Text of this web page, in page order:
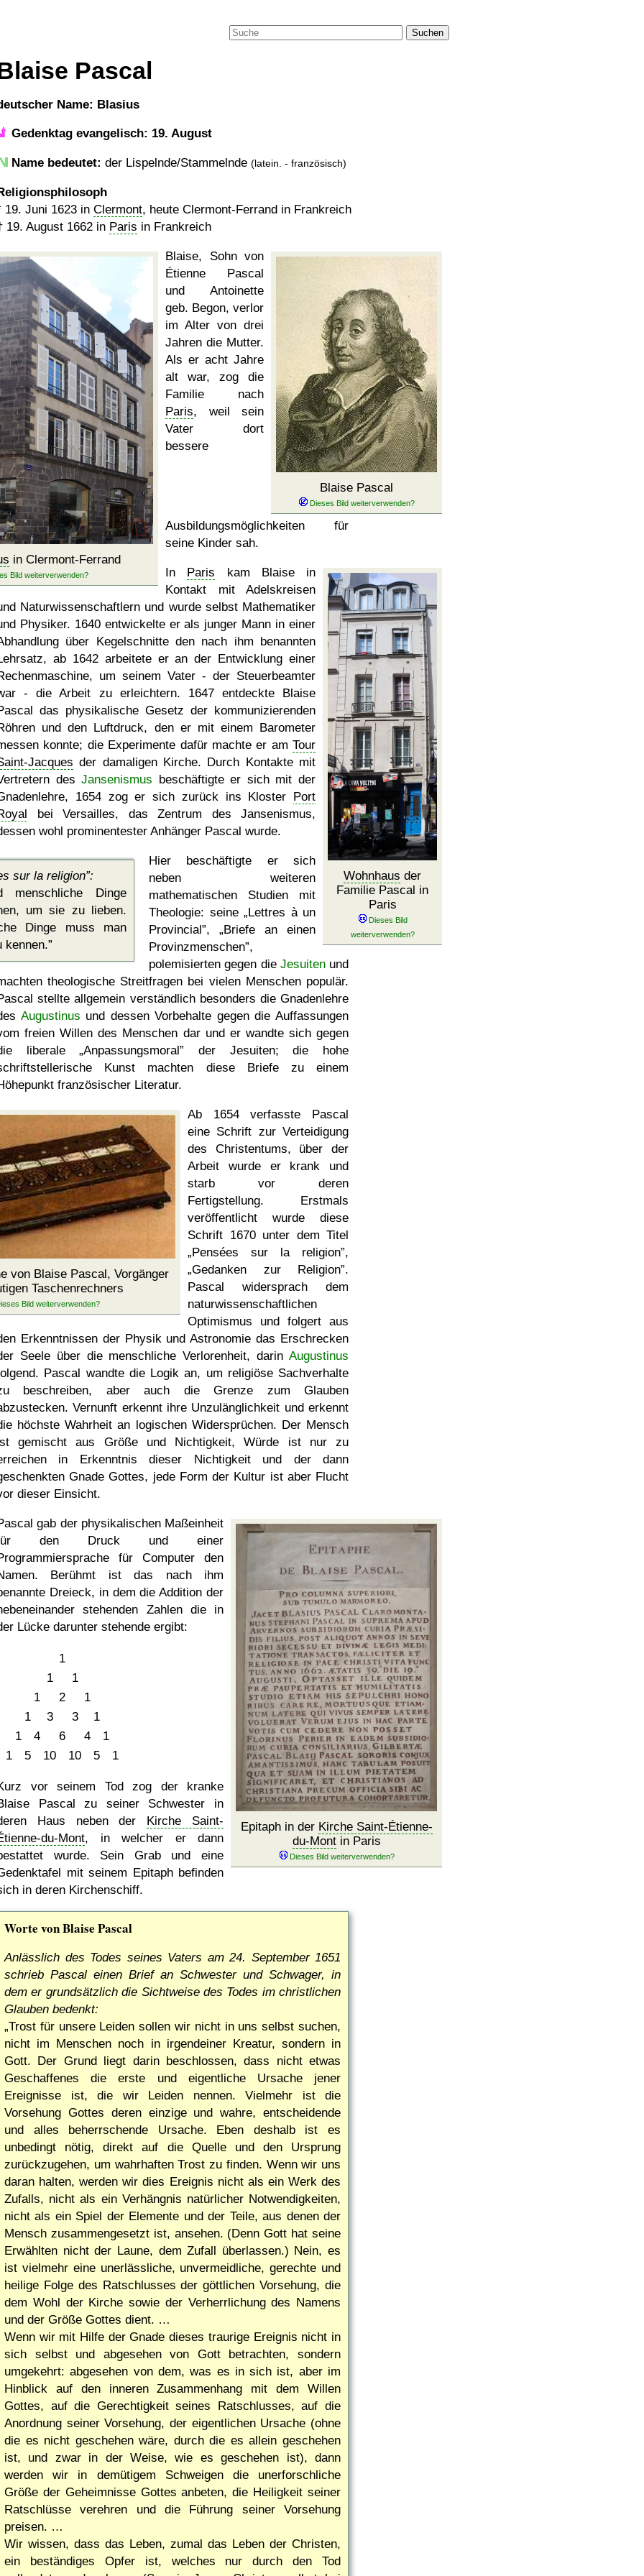
Suchen
Pascal
Name: Blasius
Gedenktag evangelisch: 19. August
Name bedeutet: der Lispelnde/Stammelnde (latein. - französisch)
19. Juni 1623 in Clermont, heute Clermont-Ferrand in Frankreich
19. August 1662 in Paris in Frankreich
in Clermont-Ferrand
Blaise Pascal
Blaise, Sohn von
Étienne Pascal
und Antoinette
geb. Begon, verlor
im Alter von drei
Jahren die Mutter.
Als er acht Jahre
alt war, zog die
Familie nach
Paris, weil sein
Vater dort
bessere
Ausbildungsmöglichkeiten für
seine Kinder sah.
Wohnhaus der
Familie Pascal in
Paris
In Paris kam Blaise in
Kontakt mit Adelskreisen
Naturwissenschaftlern und wurde selbst Mathematiker
Physiker. 1640 entwickelte er als junger Mann in einer
über Kegelschnitte den nach ihm benannten
ab 1642 arbeitete er an der Entwicklung einer
um seinem Vater - der Steuerbeamter
- die Arbeit zu erleichtern. 1647 entdeckte Blaise
das physikalische Gesetz der kommunizierenden
und den Luftdruck, den er mit einem Barometer
konnte; die Experimente dafür machte er am Tour
Jacques der damaligen Kirche. Durch Kontakte mit
desJansenismus beschäftigte er sich mit der
1654 zog er sich zurück ins Kloster Port
bei Versailles, das Zentrum des Jansenismus,
wohl prominentester Anhänger Pascal wurde.
sur la religion :
menschliche Dinge
um sie zu lieben.
Dinge muss man
kennen.
Hier beschäftigte er sich
neben weiteren
mathematischen Studien mit
Theologie: seine
Lettres à un
Provincial ,
Briefe an einen
Provinzmenschen ,
polemisierten gegen die Jesuitenund
theologische Streitfragen bei vielen Menschen populär.
stellte allgemein verständlich besonders die Gnadenlehre
Augustinus und dessen Vorbehalte gegen die Auffassungen
freien Willen des Menschen dar und er wandte sich gegen
liberale Anpassungsmoral
der Jesuiten; die hohe
Kunst machten diese Briefe zu einem
französischer Literatur.
von Blaise Pascal, Vorgänger
Taschenrechners
Ab 1654 verfasste Pascal
eine Schrift zur Verteidigung
des Christentums, über der
Arbeit wurde er krank und
starb vor deren
Fertigstellung. Erstmals
veröffentlicht wurde diese
Schrift 1670 unter dem Titel
Pensées sur la religion ,
Gedanken zur Religion .
Pascal widersprach dem
naturwissenschaftlichen
Optimismus und folgert aus
Erkenntnissen der Physik und Astronomie das Erschrecken
Seele über die menschliche Verlorenheit, darin Augustinus
Pascal wandte die Logik an, um religiöse Sachverhalte
beschreiben, aber auch die Grenze zum Glauben
Vernunft erkennt ihre Unzulänglichkeit und erkennt
höchste Wahrheit an logischen Widersprüchen. Der Mensch
gemischt aus Größe und Nichtigkeit, Würde ist nur zu
in Erkenntnis dieser Nichtigkeit und der dann
Gnade Gottes, jede Form der Kultur ist aber Flucht
dieser Einsicht.
Epitaph in der Kirche Saint-Étienne-
du-Montin Paris
gab der physikalischen Maßeinheit
den Druck und einer
für Computer den
Berühmt ist das nach ihm
Dreieck, in dem die Addition der
stehenden Zahlen die in
Lücke darunter stehende ergibt:
1
1
1
1
2
1
1
3 3
1
1
4 6 4
1
1
5 10 10 5 1
vor seinem Tod zog der kranke
Pascal zu seiner Schwester in
Haus neben der Kirche Saint-
du-Mont, in welcher er dann
wurde. Sein Grab und eine
mit seinem Epitaph befinden
in deren Kirchenschiff.
Worte von Blaise Pascal
Anlässlich des Todes seines Vaters am 24. September 1651
schrieb Pascal einen Brief an Schwester und Schwager, in
dem er grundsätzlich die Sichtweise des Todes im christlichen
Glauben bedenkt:
Trost für unsere Leiden sollen wir nicht in uns selbst suchen,
nicht im Menschen noch in irgendeiner Kreatur, sondern in
Gott. Der Grund liegt darin beschlossen, dass nicht etwas
Geschaffenes die erste und eigentliche Ursache jener
Ereignisse ist, die wir Leiden nennen. Vielmehr ist die
Vorsehung Gottes deren einzige und wahre, entscheidende
und alles beherrschende Ursache. Eben deshalb ist es
unbedingt nötig, direkt auf die Quelle und den Ursprung
zurückzugehen, um wahrhaften Trost zu finden. Wenn wir uns
daran halten, werden wir dies Ereignis nicht als ein Werk des
Zufalls, nicht als ein Verhängnis natürlicher Notwendigkeiten,
nicht als ein Spiel der Elemente und der Teile, aus denen der
Mensch zusammengesetzt ist, ansehen. (Denn Gott hat seine
Erwählten nicht der Laune, dem Zufall überlassen.) Nein, es
ist vielmehr eine unerlässliche, unvermeidliche, gerechte und
heilige Folge des Ratschlusses der göttlichen Vorsehung, die
dem Wohl der Kirche sowie der Verherrlichung des Namens
und der Größe Gottes dient. …
Wenn wir mit Hilfe der Gnade dieses traurige Ereignis nicht in
sich selbst und abgesehen von Gott betrachten, sondern
umgekehrt: abgesehen von dem, was es in sich ist, aber im
Hinblick auf den inneren Zusammenhang mit dem Willen
Gottes, auf die Gerechtigkeit seines Ratschlusses, auf die
Anordnung seiner Vorsehung, der eigentlichen Ursache (ohne
die es nicht geschehen wäre, durch die es allein geschehen
ist, und zwar in der Weise, wie es geschehen ist), dann
werden wir in demütigem Schweigen die unerforschliche
Größe der Geheimnisse Gottes anbeten, die Heiligkeit seiner
Ratschlüsse verehren und die Führung seiner Vorsehung
preisen. …
Wir wissen, dass das Leben, zumal das Leben der Christen,
ein beständiges Opfer ist, welches nur durch den Tod